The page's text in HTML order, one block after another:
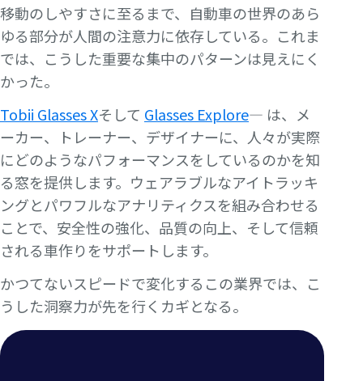
移動のしやすさに至るまで、自動車の世界のあら
ゆる部分が人間の注意力に依存している。これま
では、こうした重要な集中のパターンは見えにく
かった。
Tobii Glasses Xそして Glasses Explore— は、メ
ーカー、トレーナー、デザイナーに、人々が実際
にどのようなパフォーマンスをしているのかを知
る窓を提供します。ウェアラブルなアイトラッキ
ングとパワフルなアナリティクスを組み合わせる
ことで、安全性の強化、品質の向上、そして信頼
される車作りをサポートします。
かつてないスピードで変化するこの業界では、こ
うした洞察力が先を行くカギとなる。